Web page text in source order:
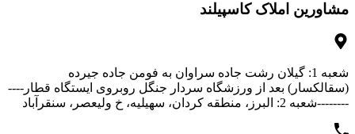
مشاورین املاک کاسپیلند
شعبه 1: گیلان رشت جاده سراوان به فومن جاده جیرده
(سقالکسار) بعد از ورزشگاه سردار جنگل روبروی ایستگاه قطار----
--------شعبه 2: البرز، منطقه کردان، سهیلیه، خ ولیعصر، سنقرآباد